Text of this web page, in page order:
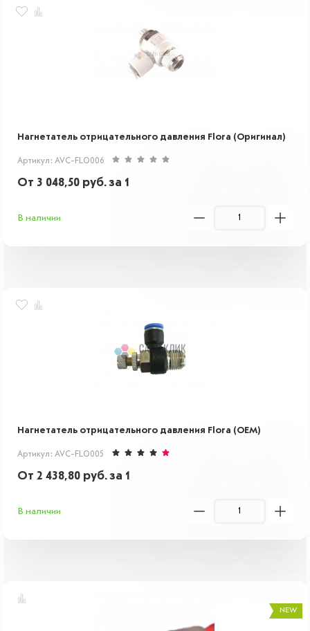
Нагнетатель отрицательного давления Flora (Оригинал)
Артикул: AVC-FLO006
От 3 048,50 руб.за 1
В наличии
Нагнетатель отрицательного давления Flora (OEM)
Артикул: AVC-FLO005
От 2 438,80 руб.за 1
В наличии
NEW